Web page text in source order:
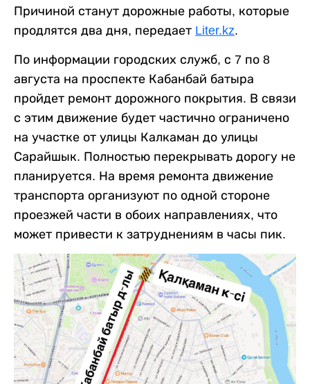
Причиной станут дорожные работы, которые
продлятся два дня, передает Liter.kz.
По информации городских служб, с 7 по 8
августа на проспекте Кабанбай батыра
пройдет ремонт дорожного покрытия. В связи
с этим движение будет частично ограничено
на участке от улицы Калкаман до улицы
Сарайшык. Полностью перекрывать дорогу не
планируется. На время ремонта движение
транспорта организуют по одной стороне
проезжей части в обоих направлениях, что
может привести к затруднениям в часы пик.